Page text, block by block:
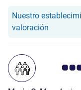
Nuestro
valoración
Nota de